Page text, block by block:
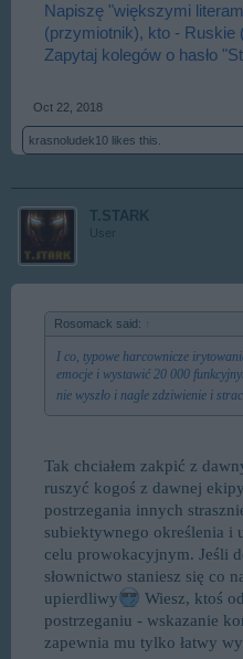
Napiszę "większymi
(przymiotnik), kto - Ruskie
Zapytaj kolegów o hasło
Oct 22, 2018
krasnoludek10 likes this.
T.STARK
User
Rosomack said:
I co, typowe harcownicze
emocje i wystawić 20 000
nie wyszło i nagle zdziwienie i
Tak chciałem zakpić z
ruszyć kogoś z dawnej ekipy
postrzegania innych
subiektywnego określenia i
celu prowokacyjnym. Jeśli
słownictwo staniesz się co
upierdliwy
Wiesz, ktoś
postrzeganiu - wskazanie
zapewnia mu tylko łatwy